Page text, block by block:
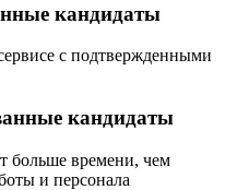
кандидаты
с подтвержденными
кандидаты
больше времени, чем
и персонала